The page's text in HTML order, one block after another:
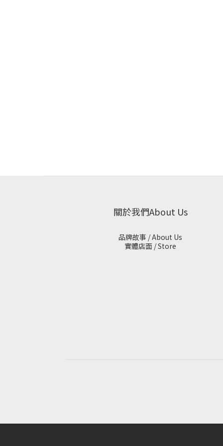
關於我們About Us
品牌故事 / About Us
實體店面 / Store